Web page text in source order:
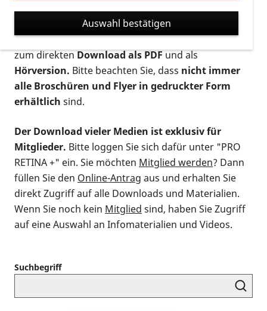
suchen. Die meisten Flyer und Broschüren werden in
verschiedenen Formaten angeboten: zur
postalischen Bestellung als gedruckte Variante
zum direktenDownload als PDFund als
Hörversion. Bitte beachten Sie, dass nicht immer
alle Broschüren und Flyer in gedruckter Form
erhältlich sind.
Der Download vieler Medien ist exklusiv für
Mitglieder. Bitte loggen Sie sich dafür unter "PRO
RETINA +" ein. Sie möchten Mitglied werden? Dann
füllen Sie den Online-Antrag aus und erhalten Sie
direkt Zugriff auf alle Downloads und Materialien.
Wenn Sie noch kein Mitglied sind, haben Sie Zugriff
auf eine Auswahl an Infomaterialien und Videos.
Suchbegriff
Auswahl bestätigen